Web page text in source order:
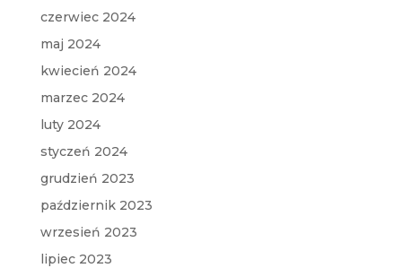
czerwiec 2024
maj 2024
kwiecień 2024
marzec 2024
luty 2024
styczeń 2024
grudzień 2023
październik 2023
wrzesień 2023
lipiec 2023